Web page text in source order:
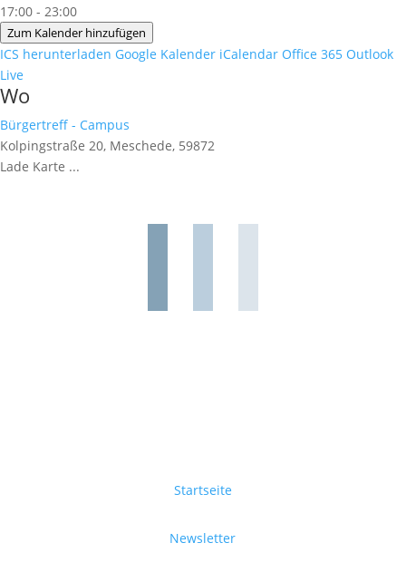
17:00 - 23:00
Zum Kalender hinzufügen
ICS herunterladen Google Kalender iCalendar Office 365 Outlook
Live
Wo
Bürgertreff - Campus
Kolpingstraße 20, Meschede, 59872
Lade Karte ...
Startseite
Newsletter